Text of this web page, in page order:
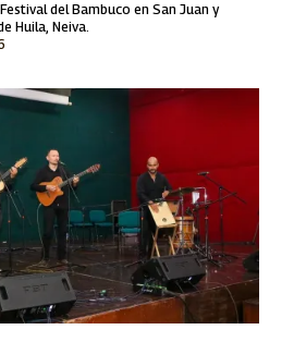
del Bambuco en San Juan y
Huila, Neiva.